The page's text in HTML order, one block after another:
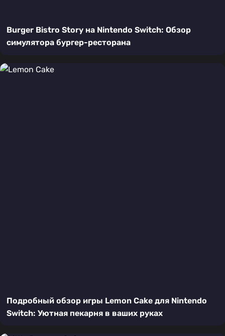
Burger Bistro Story на Nintendo Switch: Обзор
симулятора бургер-ресторана
Подробный обзор игры Lemon Cake для Nintendo
Switch: Уютная пекарня в ваших руках